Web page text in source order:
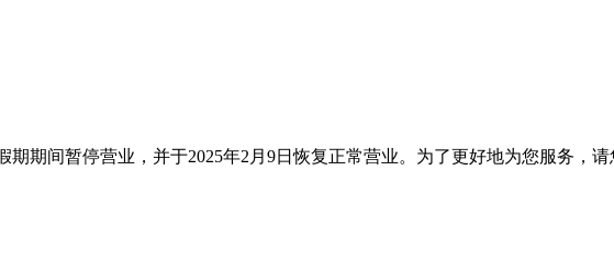
期期间暂停营业，并于2025年2月9日恢复正常营业。为了更好地为您服务，